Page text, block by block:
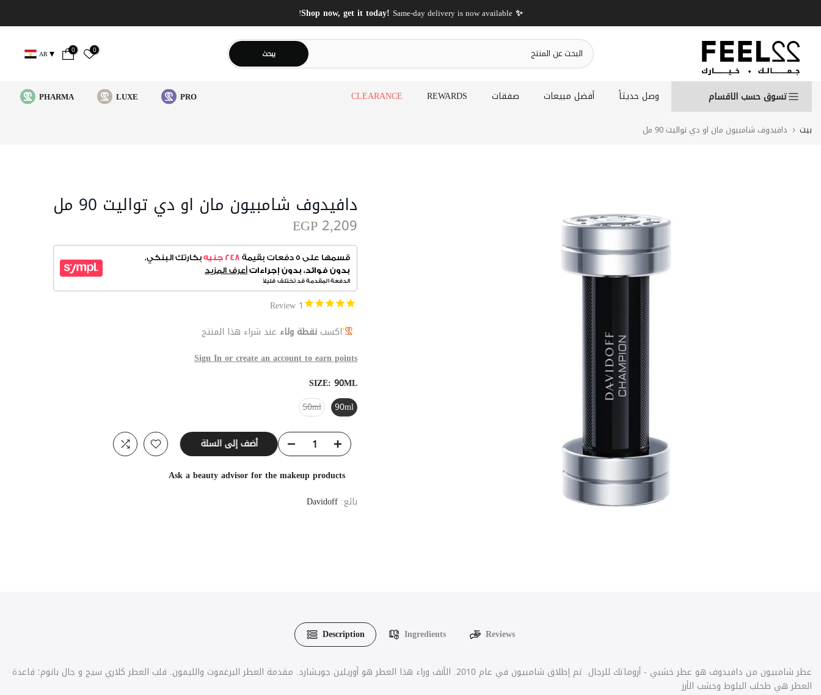
إلى
المحتوى
✨ Shop now, get it today!
Same-day delivery is now available!
يبحث 0
0
AR
تسوق حسب الاقسام وصل حديثاً أفضل مبيعات صفقات REWARDS
CLEARANCE
PRO
LUXE
PHARMA
بيت دافيدوف شامبيون مان او دي تواليت 90 مل
دافيدوف شامبيون مان او دي تواليت 90 مل
EGP 2,209
1
اكسب نقطة ولاء عند شراء هذا المنتج
Sign In or create an account to earn points
SIZE: 90ML
90ml
50ml
أضف إلى السلة
Ask a beauty advisor for the makeup products
بائع: Davidoff
Description Ingredients Reviews
عطر شامبيون من دافيدوف هو عطر خشبي - أروماتك للرجال. تم إطلاق شامبيون في عام 2010. الأنف وراء هذا العطر هو أوريلين جويشارد. مقدمة العطر البرغموت والليمون. قلب العطر كلاري سيج و جال بانوم؛ قاعدة
العطر هي طحلب البلوط وخشب الأرز